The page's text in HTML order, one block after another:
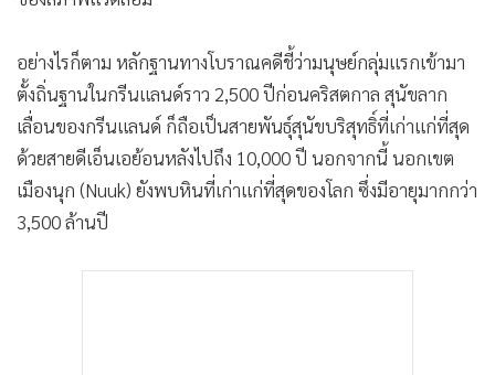
อย่างไรก็ตาม หลักฐานทางโบราณคดีชี้ว่ามนุษย์กลุ่มแรกเข้ามา
ตั้งถิ่นฐานในกรีนแลนด์ราว 2,500 ปีก่อนคริสตกาล สุนัขลาก
เลื่อนของกรีนแลนด์ ก็ถือเป็นสายพันธุ์สุนัขบริสุทธิ์ที่เก่าแก่ที่สุด
ด้วยสายดีเอ็นเอย้อนหลังไปถึง 10,000 ปี นอกจากนี้ นอกเขต
เมืองนุก (Nuuk) ยังพบหินที่เก่าแก่ที่สุดของโลก ซึ่งมีอายุมากกว่า
3,500 ล้านปี